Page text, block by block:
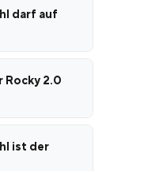
darf auf
Rocky 2.0
ist der